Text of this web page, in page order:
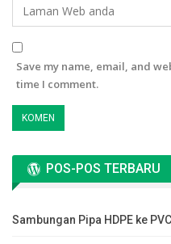
Save my name, email, and
time I comment.
POS-POS TERBARU
Sambungan Pipa HDPE ke